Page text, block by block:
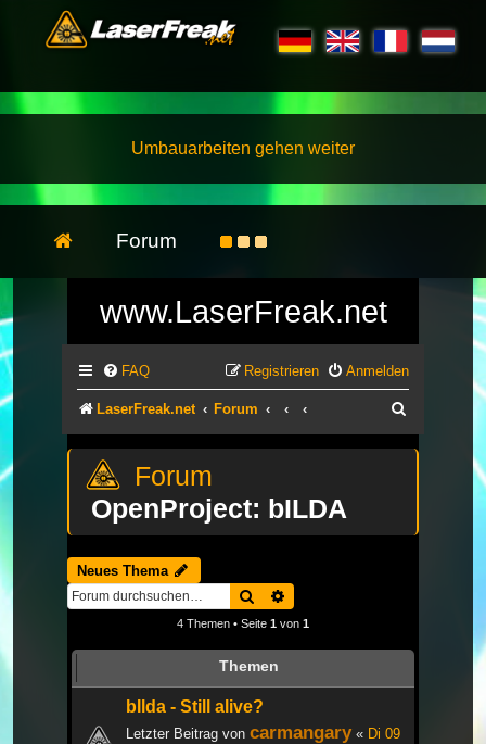
Umbauarbeiten gehen weiter
Forum
www.LaserFreak.net
FAQ Anmelden
Registrieren
LaserFreak.net Forum
OpenProject: bILDA
Neues Thema
Suche
4 Themen • Seite 1 von 1
Themen
bIlda - Still alive?
Letzter Beitrag von carmangary« Di 09